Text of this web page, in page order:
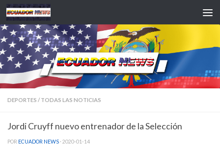
Saltar al contenido
DEPORTES / TODAS LAS NOTICIAS
Jordi Cruyff nuevo entrenador de la Selección
POR ECUADOR NEWS · 2020-01-14